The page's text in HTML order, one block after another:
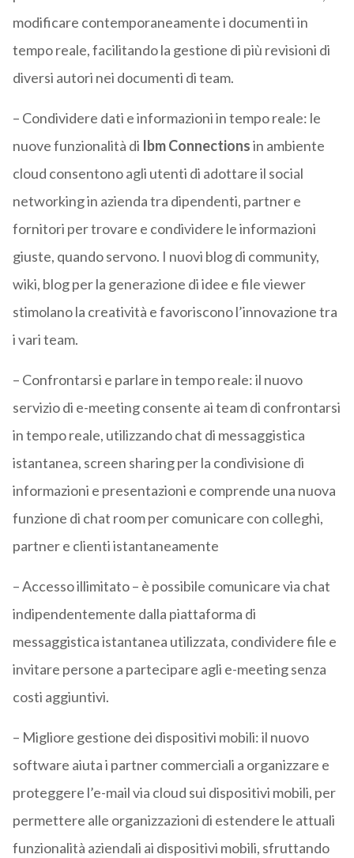
modificare contemporaneamente i documenti in
tempo reale, facilitando la gestione di più revisioni di
diversi autori nei documenti di team.
– Condividere dati e informazioni in tempo reale: le
nuove funzionalità di Ibm Connectionsin ambiente
cloud consentono agli utenti di adottare il social
networking in azienda tra dipendenti, partner e
fornitori per trovare e condividere le informazioni
giuste, quando servono. I nuovi blog di community,
wiki, blog per la generazione di idee e file viewer
stimolano la creatività e favoriscono l’innovazione tra
i vari team.
– Confrontarsi e parlare in tempo reale: il nuovo
servizio di e-meeting consente ai team di confrontarsi
in tempo reale, utilizzando chat di messaggistica
istantanea, screen sharing per la condivisione di
informazioni e presentazioni e comprende una nuova
funzione di chat room per comunicare con colleghi,
partner e clienti istantaneamente
– Accesso illimitato – è possibile comunicare via chat
indipendentemente dalla piattaforma di
messaggistica istantanea utilizzata, condividere file e
invitare persone a partecipare agli e-meeting senza
costi aggiuntivi.
– Migliore gestione dei dispositivi mobili: il nuovo
software aiuta i partner commerciali a organizzare e
proteggere l’e-mail via cloud sui dispositivi mobili, per
permettere alle organizzazioni di estendere le attuali
funzionalità aziendali ai dispositivi mobili, sfruttando